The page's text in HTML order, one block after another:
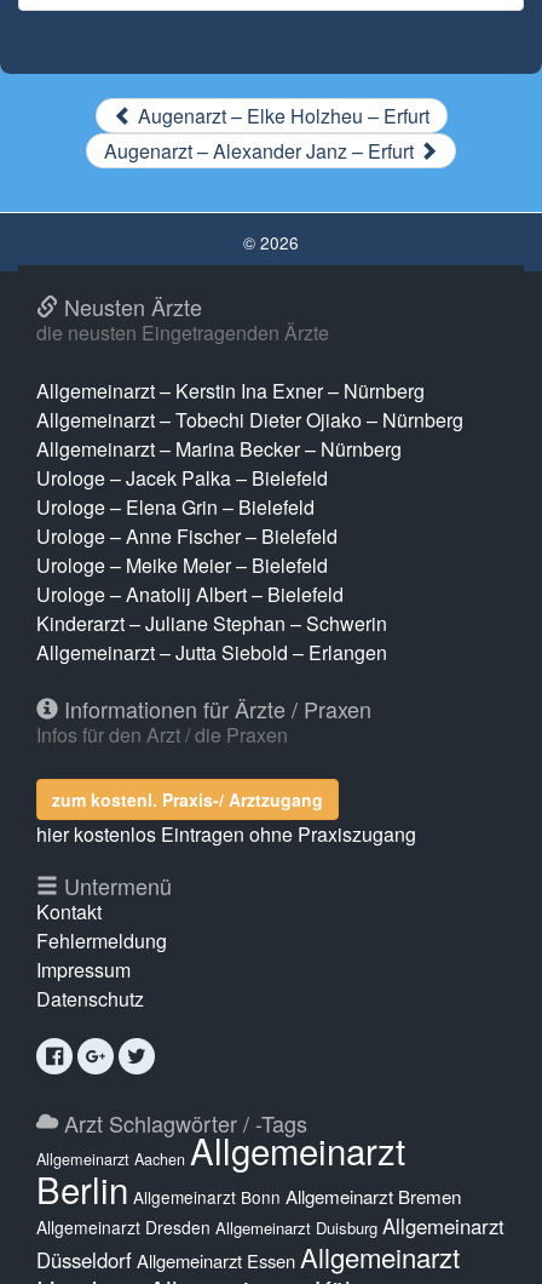
Augenarzt – Elke Holzheu – Erfurt
Augenarzt – Alexander Janz – Erfurt
© 2026
Neusten Ärzte
die neusten Eingetragenden Ärzte
Allgemeinarzt – Kerstin Ina Exner – Nürnberg
Allgemeinarzt – Tobechi Dieter Ojiako – Nürnberg
Allgemeinarzt – Marina Becker – Nürnberg
Urologe – Jacek Palka – Bielefeld
Urologe – Elena Grin – Bielefeld
Urologe – Anne Fischer – Bielefeld
Urologe – Meike Meier – Bielefeld
Urologe – Anatolij Albert – Bielefeld
Kinderarzt – Juliane Stephan – Schwerin
Allgemeinarzt – Jutta Siebold – Erlangen
Informationen für Ärzte / Praxen
Infos für den Arzt / die Praxen
zum kostenl. Praxis-/ Arztzugang
hier kostenlos Eintragen ohne Praxiszugang
Untermenü
Kontakt
Fehlermeldung
Impressum
Datenschutz
Arzt Schlagwörter / -Tags
Allgemeinarzt Aachen Allgemeinarzt
Berlin Allgemeinarzt Bonn Allgemeinarzt Bremen
Allgemeinarzt Dresden Allgemeinarzt Duisburg Allgemeinarzt
DüsseldorfAllgemeinarzt Essen Allgemeinarzt